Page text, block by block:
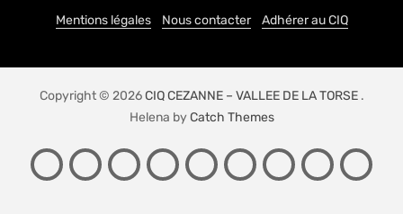
Mentions légales Nous contacter Adhérer au CIQ
Copyright © 2026CIQ CEZANNE – VALLEE DE LA TORSE.
Helena byCatch Themes
PRÉSENTATION
ACTIONS
DU
LE
QUARTIER
CONTACT
ADHÉSION
NEWSLETTER
LIENS
JE